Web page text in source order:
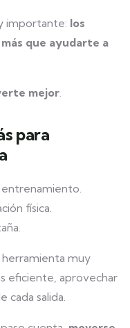
importante: los
que ayudarte a
mejor.
para
entrenamiento.
física.
muy
eficiente, aprovechar
cada salida.